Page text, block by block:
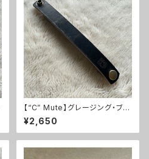
【“C” Mute】グレージング・ブラ
ックレザー【ギター・ベース兼用
ミュート】
¥2,650